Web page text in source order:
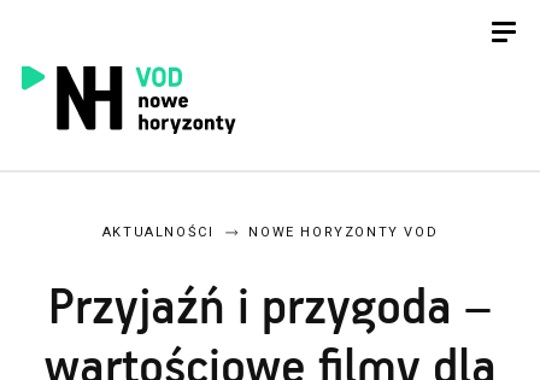
AKTUALNOŚCI NOWE HORYZONTY VOD
Przyjaźń i przygoda –